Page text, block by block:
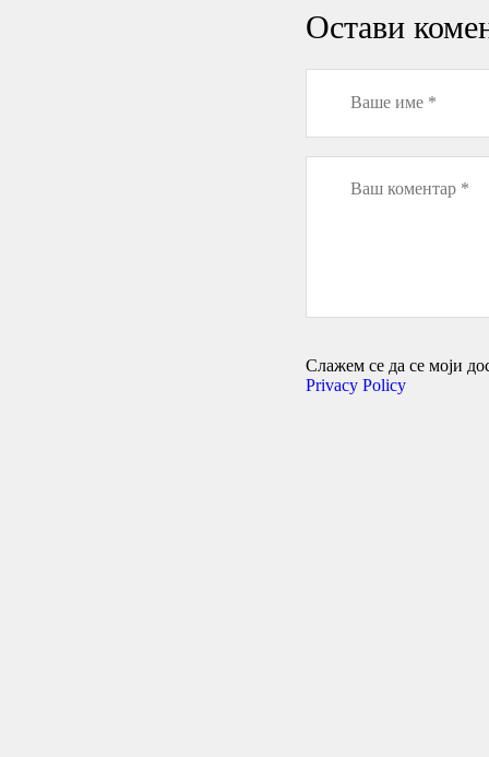
Остави
Слажем се да се моји
Privacy Policy